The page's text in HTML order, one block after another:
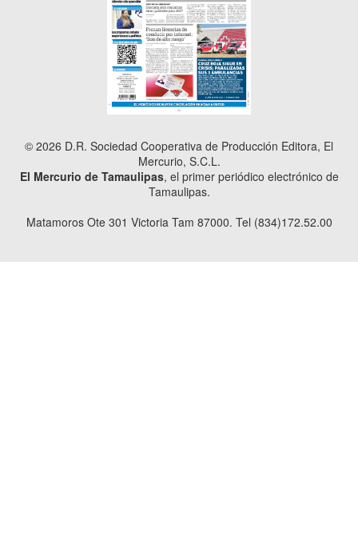
© 2026 D.R. Sociedad Cooperativa de Producción Editora, El
Mercurio, S.C.L.
El Mercurio de Tamaulipas, el primer periódico electrónico de
Tamaulipas.
Matamoros Ote 301 Victoria Tam 87000. Tel (834)172.52.00